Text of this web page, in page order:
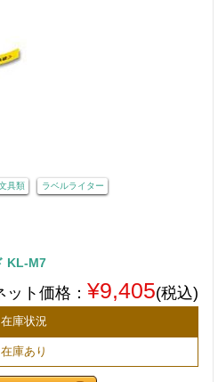
具類 ラベルライター
KL-M7
ット価格： ¥9,405(税込)
在庫状況
在庫あり